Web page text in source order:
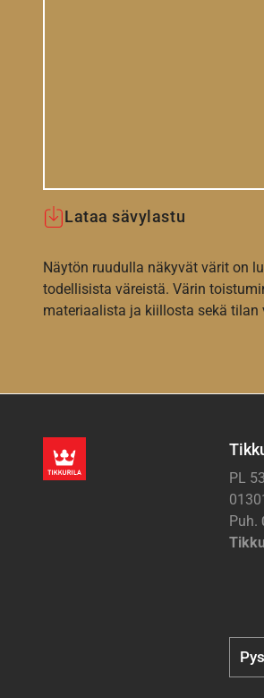
Lataa sävylastu
Näytön ruudulla näkyvät värit on
todellisista väreistä. Värin
materiaalista ja kiillosta sekä tilan
PL
Puh.